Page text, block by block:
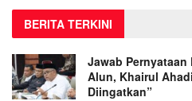
BERITA TERKINI
Jawab
Alun, Khairul
Diingatkan”